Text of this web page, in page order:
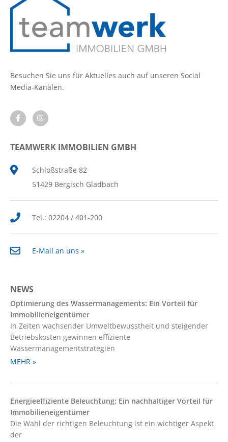
Besuchen Sie uns für Aktuelles auch auf unseren Social
Media-Kanälen.
TEAMWERK IMMOBILIEN GMBH
Schloßstraße 82
51429 Bergisch Gladbach
Tel.: 02204 / 401-200
E-Mail an uns »
NEWS
Optimierung des Wassermanagements: Ein Vorteil für
Immobilieneigentümer
In Zeiten wachsender Umweltbewusstheit und steigender
Betriebskosten gewinnen effiziente
Wassermanagementstrategien
MEHR »
Energieeffiziente Beleuchtung: Ein nachhaltiger Vorteil für
Immobilieneigentümer
Die Wahl der richtigen Beleuchtung ist ein wichtiger Aspekt
der